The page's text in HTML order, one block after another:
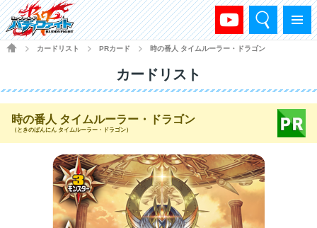
メニュー
検索
HOME
カードリスト PRカード 時の番人 タイムルーラー・ドラゴン
カードリスト
時の番人 タイムルーラー・ドラゴン
（ときのばんにん タイムルーラー・ドラゴン）